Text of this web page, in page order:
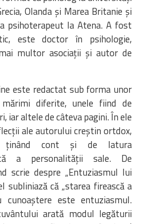
Olanda și Marea Britanie și
psihoterapeut la Atena. A fost
este doctor în psihologie,
multor asociații și autor de
este redactat sub forma unor
diferite, unele fiind de
iar altele de câteva pagini. În ele
ale autorului creștin ortdox,
ținând cont și de latura
a personalității sale. De
scrie despre „Entuziasmul lui
subliniază că „starea firească a
este entuziasmul.
arată modul legăturii